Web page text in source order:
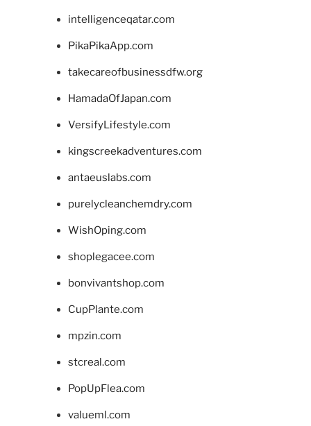
intelligenceqatar.com
PikaPikaApp.com
takecareofbusinessdfw.org
HamadaOfJapan.com
VersifyLifestyle.com
kingscreekadventures.com
antaeuslabs.com
purelycleanchemdry.com
WishOping.com
shoplegacee.com
bonvivantshop.com
CupPlante.com
mpzin.com
stcreal.com
PopUpFlea.com
valueml.com